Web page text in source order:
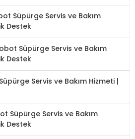
Süpürge Servis ve Bakım
Destek
Süpürge Servis ve Bakım
Destek
Servis ve Bakım Hizmeti |
Süpürge Servis ve Bakım
Destek